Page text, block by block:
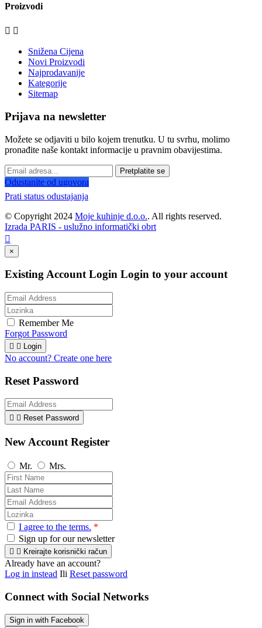
Proizvodi
 
Snižena Cijena
Novi Proizvodi
Najprodavanije
Kategorije
Sitemap
Prijava na newsletter
Možete se odjaviti u bilo kojem trenutku. U tu svrhu, molimo
pronađite naše kontakt informacije u pravnim obavijestima.
Pretplatite se
Odustanite od ugovora
Prati status odustajanja
© Copyright 2024 Moje kuhinje d.o.o.. All rights reserved.
Izrada PARIS - uslužno informatički obrt

×
Existing Account Login Login to your account
Remember Me
Forgot Password
  Login
No account? Create one here
Reset Password
  Reset Password
New Account Register
Mr. Mrs.
I agree to the terms. *
Sign up for our newsletter
  Kreirajte korisnički račun
Already have an account?
Log in instead Ili Reset password
Connect with Social Networks
Sign in with Facebook